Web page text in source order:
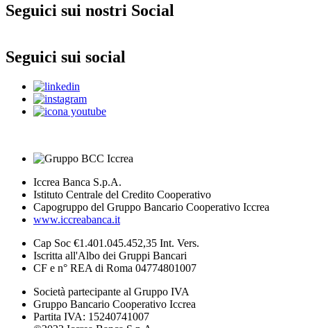
Seguici sui nostri Social
Seguici sui social
Iccrea Banca S.p.A.
Istituto Centrale del Credito Cooperativo
Capogruppo del Gruppo Bancario Cooperativo Iccrea
www.iccreabanca.it
Cap Soc €1.401.045.452,35 Int. Vers.
Iscritta all'Albo dei Gruppi Bancari
CF e n° REA di Roma 04774801007
Società partecipante al Gruppo IVA
Gruppo Bancario Cooperativo Iccrea
Partita IVA: 15240741007